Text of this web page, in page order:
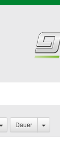
Dauer